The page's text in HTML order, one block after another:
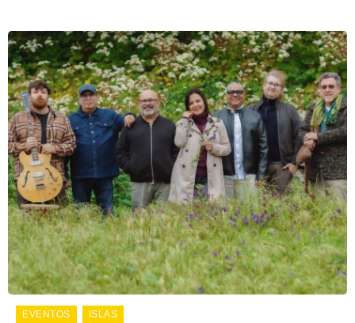
EVENTOS ISLAS